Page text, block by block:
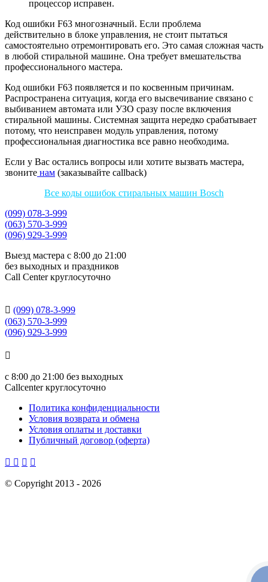
процессор исправен.
Код ошибки F63 многозначный. Если проблема
действительно в блоке управления, не стоит пытаться
самостоятельно отремонтировать его. Это самая сложная часть
в любой стиральной машине. Она требует вмешательства
профессионального мастера.
Код ошибки F63 появляется и по косвенным причинам.
Распространена ситуация, когда его высвечивание связано с
выбиванием автомата или УЗО сразу после включения
стиральной машины. Системная защита нередко срабатывает
потому, что неисправен модуль управления, потому
профессиональная диагностика все равно необходима.
Если у Вас остались вопросы или хотите вызвать мастера,
звоните нам (заказывайте callback)
Все коды ошибок стиральных машин Bosch
(099) 078-3-999
(063) 570-3-999
(096) 929-3-999
Выезд мастера с 8:00 до 21:00
без выходных и праздников
Сall Сenter круглосуточно
 (099) 078-3-999
(063) 570-3-999
(096) 929-3-999

с 8:00 до 21:00 без выходных
Callcenter круглосуточно
Политика конфиденциальности
Условия возврата и обмена
Условия оплаты и доставки
Публичный договор (оферта)
   
© Copyright 2013 - 2026